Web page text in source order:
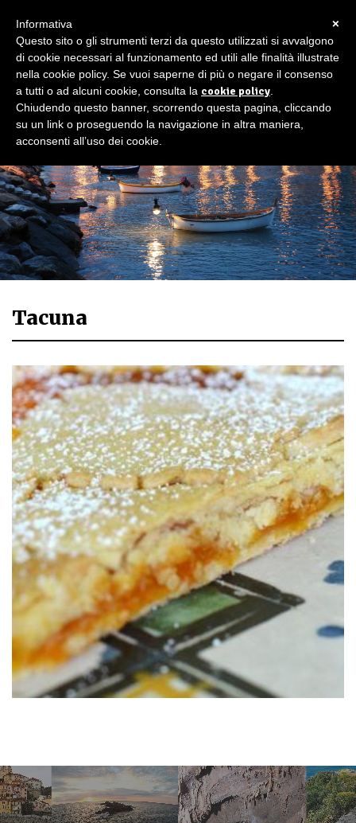
Tacuna
×
Informativa
Questo sito o gli strumenti terzi da questo utilizzati si avvalgono
di cookie necessari al funzionamento ed utili alle finalità illustrate
nella cookie policy. Se vuoi saperne di più o negare il consenso
a tutti o ad alcuni cookie, consulta la cookie policy
Chiudendo questo banner, scorrendo questa pagina, cliccando
su un link o proseguendo la navigazione in altra maniera,
acconsenti all’uso dei cookie.